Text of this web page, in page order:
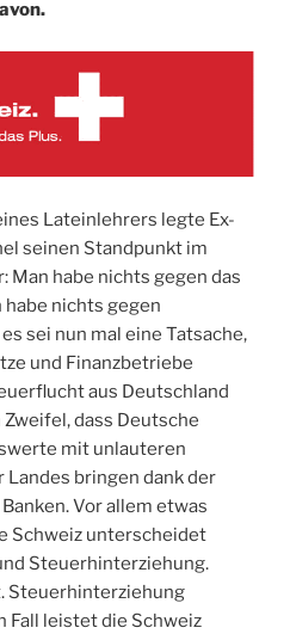
Lateinlehrers legte Ex-
seinen Standpunkt im
Man habe nichts gegen das
habe nichts gegen
sei nun mal eine Tatsache,
und Finanzbetriebe
aus Deutschland
dass Deutsche
mit unlauteren
bringen dank der
Vor allem etwas
Schweiz unterscheidet
Steuerhinterziehung.
Steuerhinterziehung
Fall leistet die Schweiz